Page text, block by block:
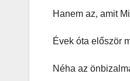
Hanem az, amit
Évek óta először
Néha az